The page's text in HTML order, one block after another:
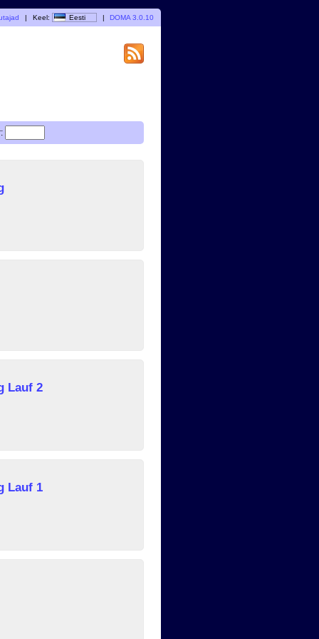
| Keel: Eesti | DOMA 3.0.10
Lauf 2
Lauf 1